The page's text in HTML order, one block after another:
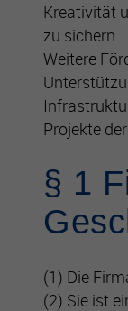
Kreativität
zu sichern.
Weitere
Projekte
§ 1
(1) Die
(2) Sie ist